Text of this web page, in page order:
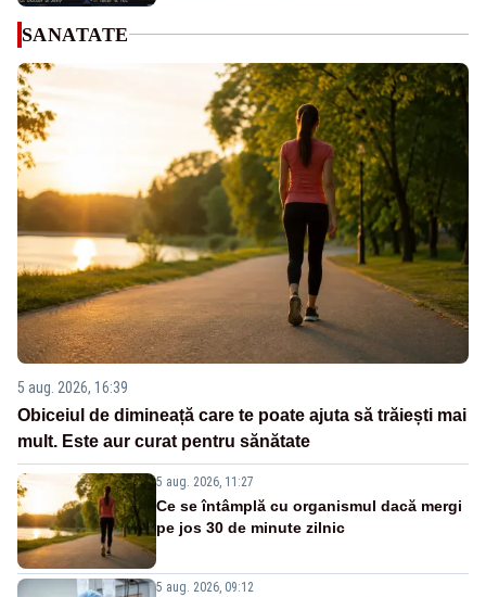
SANATATE
5 aug. 2026, 16:39
Obiceiul de dimineață care te poate ajuta să trăiești mai
mult. Este aur curat pentru sănătate
5 aug. 2026, 11:27
Ce se întâmplă cu organismul dacă mergi
pe jos 30 de minute zilnic
5 aug. 2026, 09:12